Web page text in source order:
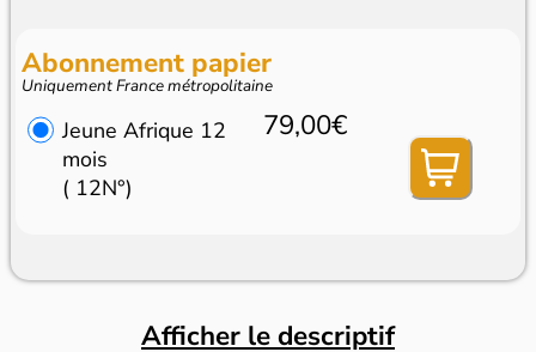
Abonnement papier
Uniquement France métropolitaine
Jeune Afrique 12
mois
( 12N°)
79,00€
Afficher le descriptif